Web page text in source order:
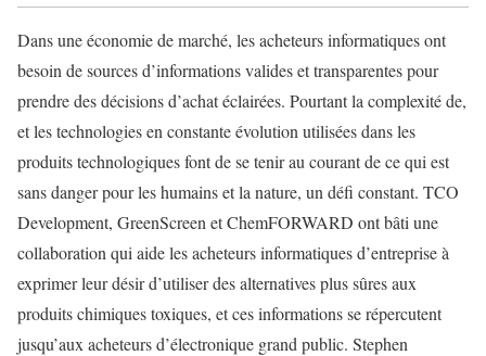
Dans une économie de marché, les acheteurs informatiques ont
besoin de sources d’informations valides et transparentes pour
prendre des décisions d’achat éclairées. Pourtant la complexitéde,
et les technologies en constante évolution utilisées dans les
produits technologiques font de se tenir au courant de ce qui est
sans danger pour les humains et la nature, un défi constant. TCO
Development, GreenScreen et ChemFORWARD ont bâti une
collaboration qui aide les acheteurs informatiques d’entreprise à
exprimer leur désir d’utiliser des alternatives plus sûres aux
produits chimiques toxiques, et ces informations se répercutent
jusqu’aux acheteurs d’électronique grand public. Stephen